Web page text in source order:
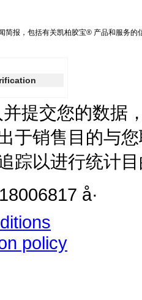
简报，包括有关凯柏胶宝® 产品和服务
提交您的数据
于销售目的与
踪以进行统计
å·
policy